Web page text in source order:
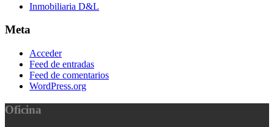
Inmobiliaria D&L
Meta
Acceder
Feed de entradas
Feed de comentarios
WordPress.org
Oficina